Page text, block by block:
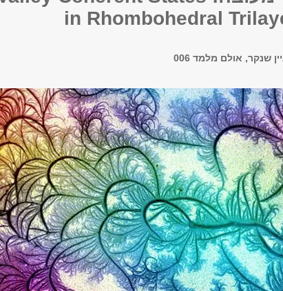
in Rhombohedral
שנקר, אולם מלמד 006